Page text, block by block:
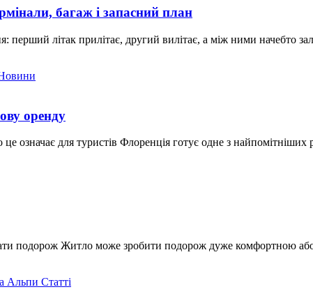
багаж і запасний план
перший літак прилітає, другий вилітає, а між ними начебто
оренду
означає для туристів Флоренція готує одне з
подорож Житло може зробити подорож дуже комфортною
Статті